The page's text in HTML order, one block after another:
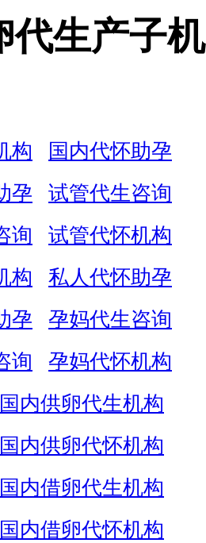
代生产子机
构
国内代怀助孕
孕
试管代生咨询
询
试管代怀机构
构
私人代怀助孕
孕
孕妈代生咨询
询
孕妈代怀机构
国内供卵代生机构
国内供卵代怀机构
国内借卵代生机构
国内借卵代怀机构